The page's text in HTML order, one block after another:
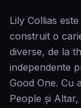
Lily Collias
construit o
diverse, de la
independente
Good One. Cu
People și